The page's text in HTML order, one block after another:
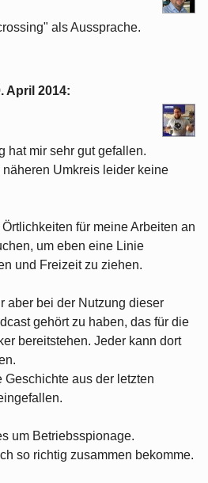
als Aussprache.
April 2014:
hat mir sehr gut gefallen.
näheren Umkreis leider keine
für meine Arbeiten an
um eben eine Linie
und Freizeit zu ziehen.
aber bei der Nutzung dieser
gehört zu haben, das für die
bereitstehen. Jeder kann dort
Geschichte aus der letzten
um Betriebsspionage.
so richtig zusammen bekomme.